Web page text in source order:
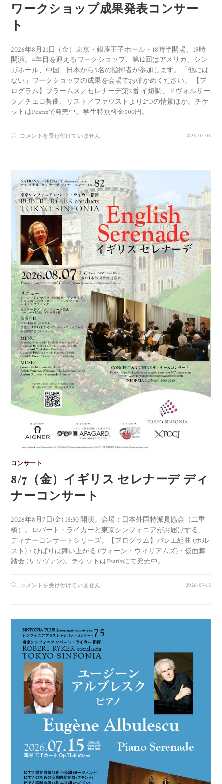
ワークショップ成果発表コンサー
ト
2026年8月21日（金）東京・銀座王子ホール・18時半開場、19時
開演。4年目を迎えるワークショップ、第12回はアメリカ、シン
ガポール、中国、日本から5名の指揮者が参加します。「他には
ない」ワークショップの成果を会場でお確かめください。 【プ
ログラム】ブラームス／セレナーデ第2番 イ短調、ドヴォルザー
ク／チェコ舞曲、リスト／ファウストより2つの情景ほか。チケ
ットはPeatixで発売中。学生特別料金500円。
コメントを受け付けていません 2026-07-06
コンサート
8/7（金）イギリス セレナーデ ディ
ナーコンサート
2026年8月7日(金) 18:30 開演。会場：日本外国特派員協会（二重
橋）。ロバート・ライカーと東京シンフォニアがお届けする、
ディナーコンサートシリーズ。【プログラム】バレエ組曲 (ホル
スト)・ひばりは舞い上がる (ヴォーン・ウィリアムズ)・仮面舞
踏会 (サリヴァン)。チケットはPeatixにて発売中。
コメントを受け付けていません 2026-05-15